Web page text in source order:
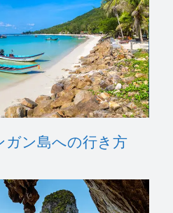
ン島への行き方